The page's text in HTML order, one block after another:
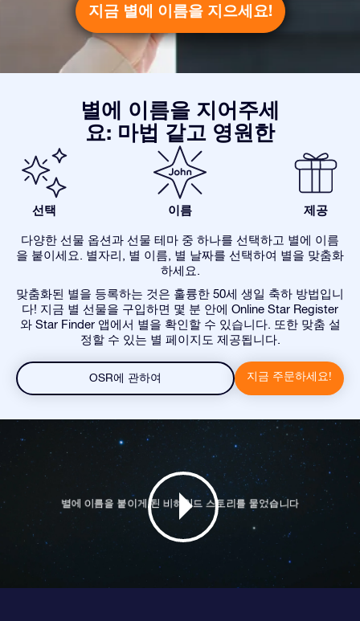
지금 별에 이름을 지으세요!
별에 이름을 지어주세
요: 마법 같고 영원한
선택 이름 제공
다양한 선물 옵션과 선물 테마 중 하나를 선택하고 별에 이름
을 붙이세요. 별자리, 별 이름, 별 날짜를 선택하여 별을 맞춤화
하세요.
맞춤화된 별을 등록하는 것은 훌륭한 50세 생일 축하 방법입니
다! 지금 별 선물을 구입하면 몇 분 안에 Online Star Register
와 Star Finder 앱에서 별을 확인할 수 있습니다. 또한 맞춤 설
정할 수 있는 별 페이지도 제공됩니다.
OSR에 관하여 지금 주문하세요!